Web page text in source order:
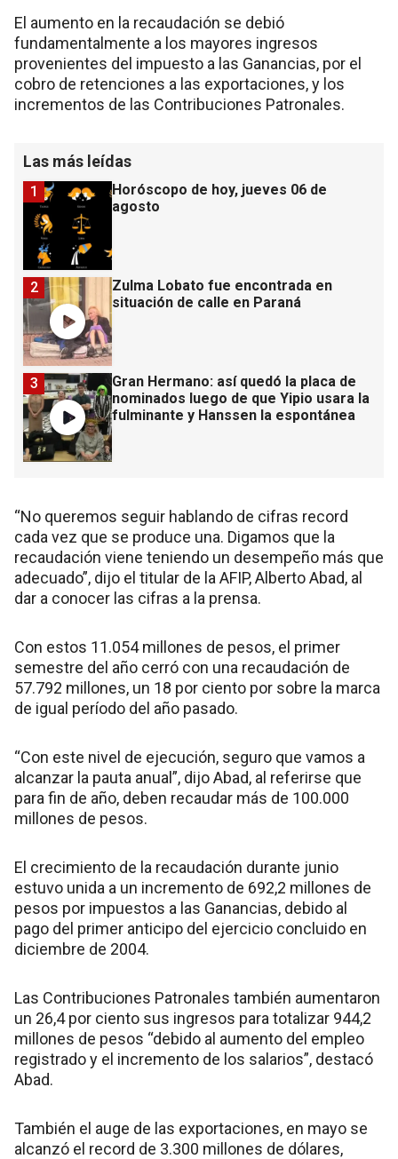
El aumento en la recaudación se debió
fundamentalmente a los mayores ingresos
provenientes del impuesto a las Ganancias, por el
cobro de retenciones a las exportaciones, y los
incrementos de las Contribuciones Patronales.
Las más leídas
Horóscopo de hoy, jueves 06 de
agosto
1
Zulma Lobato fue encontrada en
situación de calle en Paraná
2
Gran Hermano: así quedó la placa de
nominados luego de que Yipio usara la
fulminante y Hanssen la espontánea
3
“No queremos seguir hablando de cifras record
cada vez que se produce una. Digamos que la
recaudación viene teniendo un desempeño más que
adecuado”, dijo el titular de la AFIP, Alberto Abad, al
dar a conocer las cifras a la prensa.
Con estos 11.054 millones de pesos, el primer
semestre del año cerró con una recaudación de
57.792 millones, un 18 por ciento por sobre la marca
de igual período del año pasado.
“Con este nivel de ejecución, seguro que vamos a
alcanzar la pauta anual”, dijo Abad, al referirse que
para fin de año, deben recaudar más de 100.000
millones de pesos.
El crecimiento de la recaudación durante junio
estuvo unida a un incremento de 692,2 millones de
pesos por impuestos a las Ganancias, debido al
pago del primer anticipo del ejercicio concluido en
diciembre de 2004.
Las Contribuciones Patronales también aumentaron
un 26,4 por ciento sus ingresos para totalizar 944,2
millones de pesos “debido al aumento del empleo
registrado y el incremento de los salarios”, destacó
Abad.
También el auge de las exportaciones, en mayo se
alcanzó el record de 3.300 millones de dólares,